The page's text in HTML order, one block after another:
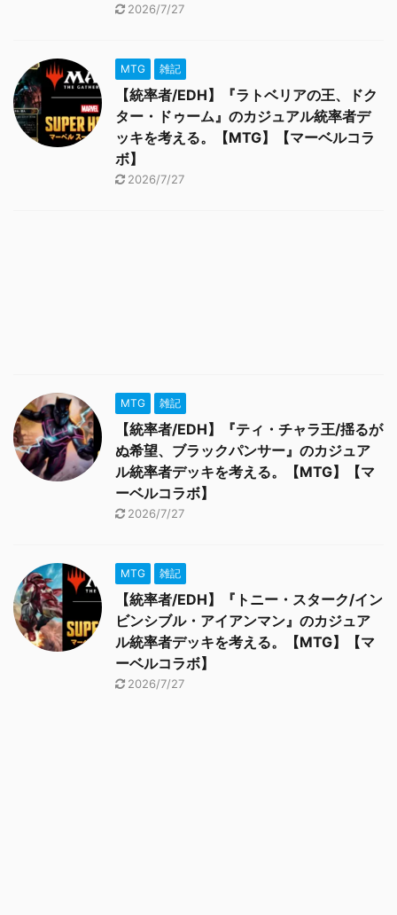
2026/7/27
MTG 雑記
【統率者/EDH】『ラトベリアの王、ドク
ター・ドゥーム』のカジュアル統率者デ
ッキを考える。【MTG】【マーベルコラ
ボ】
2026/7/27
MTG 雑記
【統率者/EDH】『ティ・チャラ王/揺るが
ぬ希望、ブラックパンサー』のカジュア
ル統率者デッキを考える。【MTG】【マ
ーベルコラボ】
2026/7/27
MTG 雑記
【統率者/EDH】『トニー・スターク/イン
ビンシブル・アイアンマン』のカジュア
ル統率者デッキを考える。【MTG】【マ
ーベルコラボ】
2026/7/27